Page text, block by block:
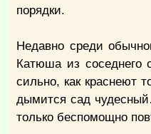
порядки.
Недавно среди
Катюша из соседнего
сильно, как краснеют
дымится сад
только беспомощно